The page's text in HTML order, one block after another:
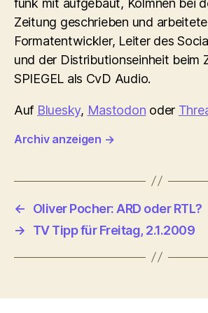
funk mit aufgebaut, Kolmnen bei
Zeitung geschrieben und
Formatentwickler, Leiter des
und der Distributionseinheit beim
SPIEGEL als CvD Audio.
Auf Bluesky, Mastodon oder
Archiv anzeigen →
←
Oliver Pocher: ARD oder RTL?
→
TV Tipp für Freitag, 2.1.2009